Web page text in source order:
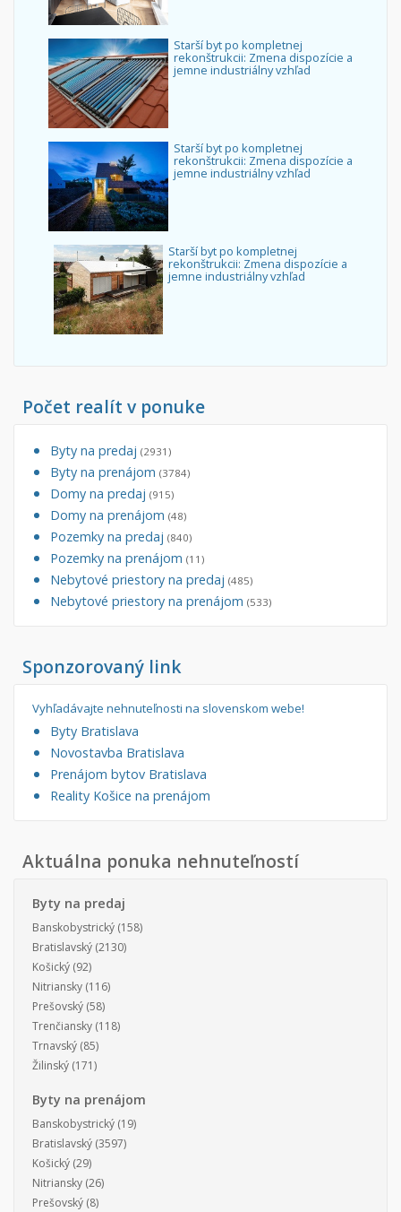
Starší byt po kompletnej
rekonštrukcii: Zmena dispozície a
jemne industriálny vzhľad
Starší byt po kompletnej
rekonštrukcii: Zmena dispozície a
jemne industriálny vzhľad
Starší byt po kompletnej
rekonštrukcii: Zmena dispozície a
jemne industriálny vzhľad
Počet realít v ponuke
Byty na predaj (2931)
Byty na prenájom (3784)
Domy na predaj (915)
Domy na prenájom (48)
Pozemky na predaj (840)
Pozemky na prenájom (11)
Nebytové priestory na predaj (485)
Nebytové priestory na prenájom (533)
Sponzorovaný link
Vyhľadávajte nehnuteľnosti na slovenskom webe!
Byty Bratislava
Novostavba Bratislava
Prenájom bytov Bratislava
Reality Košice na prenájom
Aktuálna ponuka nehnuteľností
Byty na predaj
Banskobystrický (158)
Bratislavský (2130)
Košický (92)
Nitriansky (116)
Prešovský (58)
Trenčiansky (118)
Trnavský (85)
Žilinský (171)
Byty na prenájom
Banskobystrický (19)
Bratislavský (3597)
Košický (29)
Nitriansky (26)
Prešovský (8)